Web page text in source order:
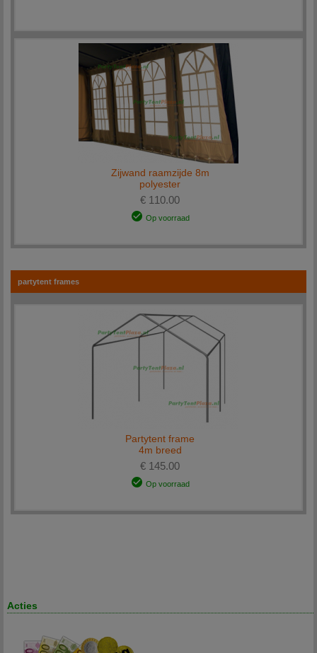
Zijwand raamzijde 8m
polyester
€ 110.00
Op voorraad
partytent frames
Partytent frame
4m breed
€ 145.00
Op voorraad
Acties